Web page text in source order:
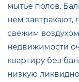
мытье полов.
нем завтракают,
свежим
недвижимости
квартиру без
низкую